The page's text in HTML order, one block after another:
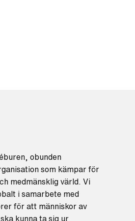
obunden
som kämpar för
medmänsklig värld. Vi
i samarbete med
för att människor av
kunna ta sig ur